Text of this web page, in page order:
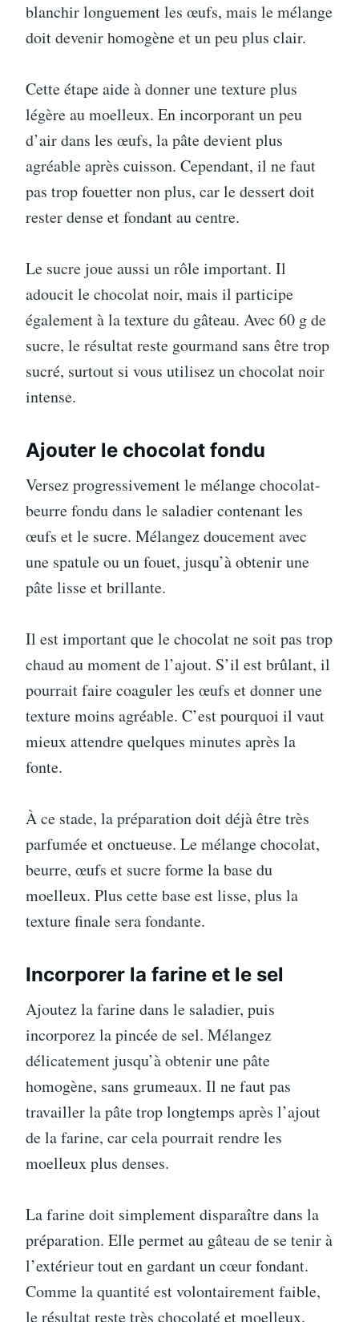
blanchir longuement les œufs, mais le mélange
doit devenir homogène et un peu plus clair.
Cette étape aide à donner une texture plus
légère au moelleux. En incorporant un peu
d’air dans les œufs, la pâte devient plus
agréable après cuisson. Cependant, il ne faut
pas trop fouetter non plus, car le dessert doit
rester dense et fondant au centre.
Le sucre joue aussi un rôle important. Il
adoucit le chocolat noir, mais il participe
également à la texture du gâteau. Avec 60 g de
sucre, le résultat reste gourmand sans être trop
sucré, surtout si vous utilisez un chocolat noir
intense.
Ajouter le chocolat fondu
Versez progressivement le mélange chocolat-
beurre fondu dans le saladier contenant les
œufs et le sucre. Mélangez doucement avec
une spatule ou un fouet, jusqu’à obtenir une
pâte lisse et brillante.
Il est important que le chocolat ne soit pas trop
chaud au moment de l’ajout. S’il est brûlant, il
pourrait faire coaguler les œufs et donner une
texture moins agréable. C’est pourquoi il vaut
mieux attendre quelques minutes après la
fonte.
À ce stade, la préparation doit déjà être très
parfumée et onctueuse. Le mélange chocolat,
beurre, œufs et sucre forme la base du
moelleux. Plus cette base est lisse, plus la
texture finale sera fondante.
Incorporer la farine et le sel
Ajoutez la farine dans le saladier, puis
incorporez la pincée de sel. Mélangez
délicatement jusqu’à obtenir une pâte
homogène, sans grumeaux. Il ne faut pas
travailler la pâte trop longtemps après l’ajout
de la farine, car cela pourrait rendre les
moelleux plus denses.
La farine doit simplement disparaître dans la
préparation. Elle permet au gâteau de se tenir à
l’extérieur tout en gardant un cœur fondant.
Comme la quantité est volontairement faible,
le résultat reste très chocolaté et moelleux.